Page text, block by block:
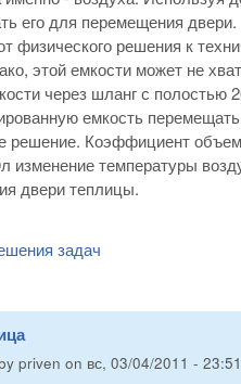
его для перемещения
физического решения к
этой емкости может не
через шланг с полостью
емкость
решение. Коэффициент
изменение температуры
двери теплицы.
задач
priven on вс, 03/04/2011 - 23:51